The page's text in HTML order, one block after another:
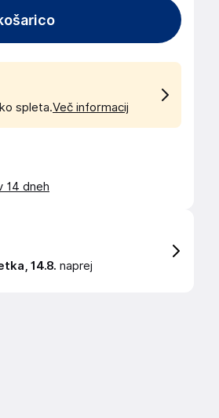
spleta.Več informacij
14 dneh
14.8. naprej